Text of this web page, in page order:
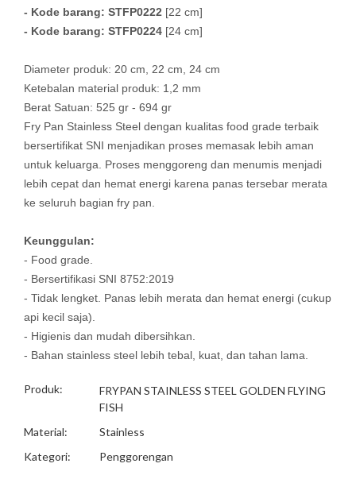
- Kode barang: STFP0222 [22 cm]
- Kode barang: STFP0224 [24 cm]
Diameter produk: 20 cm, 22 cm, 24 cm
Ketebalan material produk: 1,2 mm
Berat Satuan: 525 gr - 694 gr
Fry Pan Stainless Steel dengan kualitas food grade terbaik
bersertifikat SNI menjadikan proses memasak lebih aman
untuk keluarga. Proses menggoreng dan menumis menjadi
lebih cepat dan hemat energi karena panas tersebar merata
ke seluruh bagian fry pan.
Keunggulan:
- Food grade.
- Bersertifikasi SNI 8752:2019
- Tidak lengket. Panas lebih merata dan hemat energi (cukup
api kecil saja).
- Higienis dan mudah dibersihkan.
- Bahan stainless steel lebih tebal, kuat, dan tahan lama.
Produk:
FRYPAN STAINLESS STEEL GOLDEN FLYING
FISH
Material:
Stainless
Kategori:
Penggorengan